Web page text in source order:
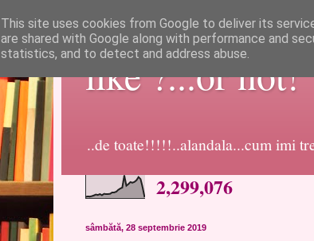
like ?...or not!
..de toate!!!!!..alandala...cum imi
2,299,076
sâmbătă, 28 septembrie 2019
This site uses cookies from Google to deliver its
are shared with Google along with performance and
statistics, and to detect and address abuse.